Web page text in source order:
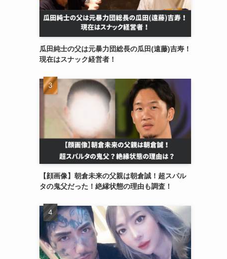
瓜田純士の父は元暴力団総長の瓜田(遠藤)吉寿！
現在はスナック経営者！
【顔画像】朝倉未来の父親は朝倉誠！超スパル
タの鬼父だった！絶縁状態の理由も調査！